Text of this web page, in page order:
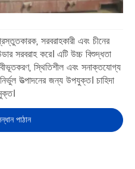
সরবরাহকারী এবং চীনের
সরবরাহ করে। এটি উচ্চ বিশুদ্ধতা
স্থিতিশীল এবং সনাক্তযোগ্য
উত্পাদনের জন্য উপযুক্ত। চাহিদা
পাঠান